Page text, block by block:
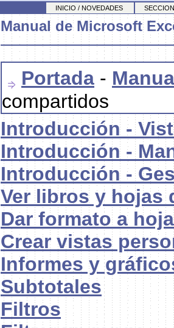
INICIO / NOVEDADES
Manual de Microsoft
Portada -
compartidos
Introducción -
Introducción -
Introducción -
Ver libros y hojas
Dar formato a
Crear vistas
Informes y
Subtotales
Filtros